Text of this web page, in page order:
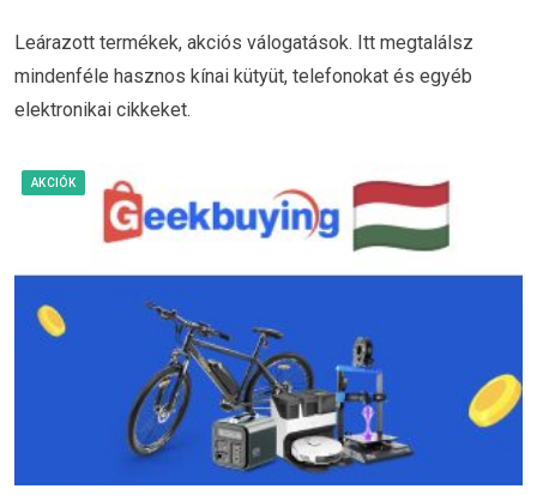
Leárazott termékek, akciós válogatások. Itt megtalálsz
mindenféle hasznos kínai kütyüt, telefonokat és egyéb
elektronikai cikkeket.
AKCIÓK